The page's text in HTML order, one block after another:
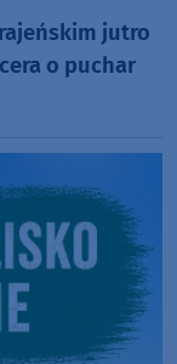
jutro
o puchar